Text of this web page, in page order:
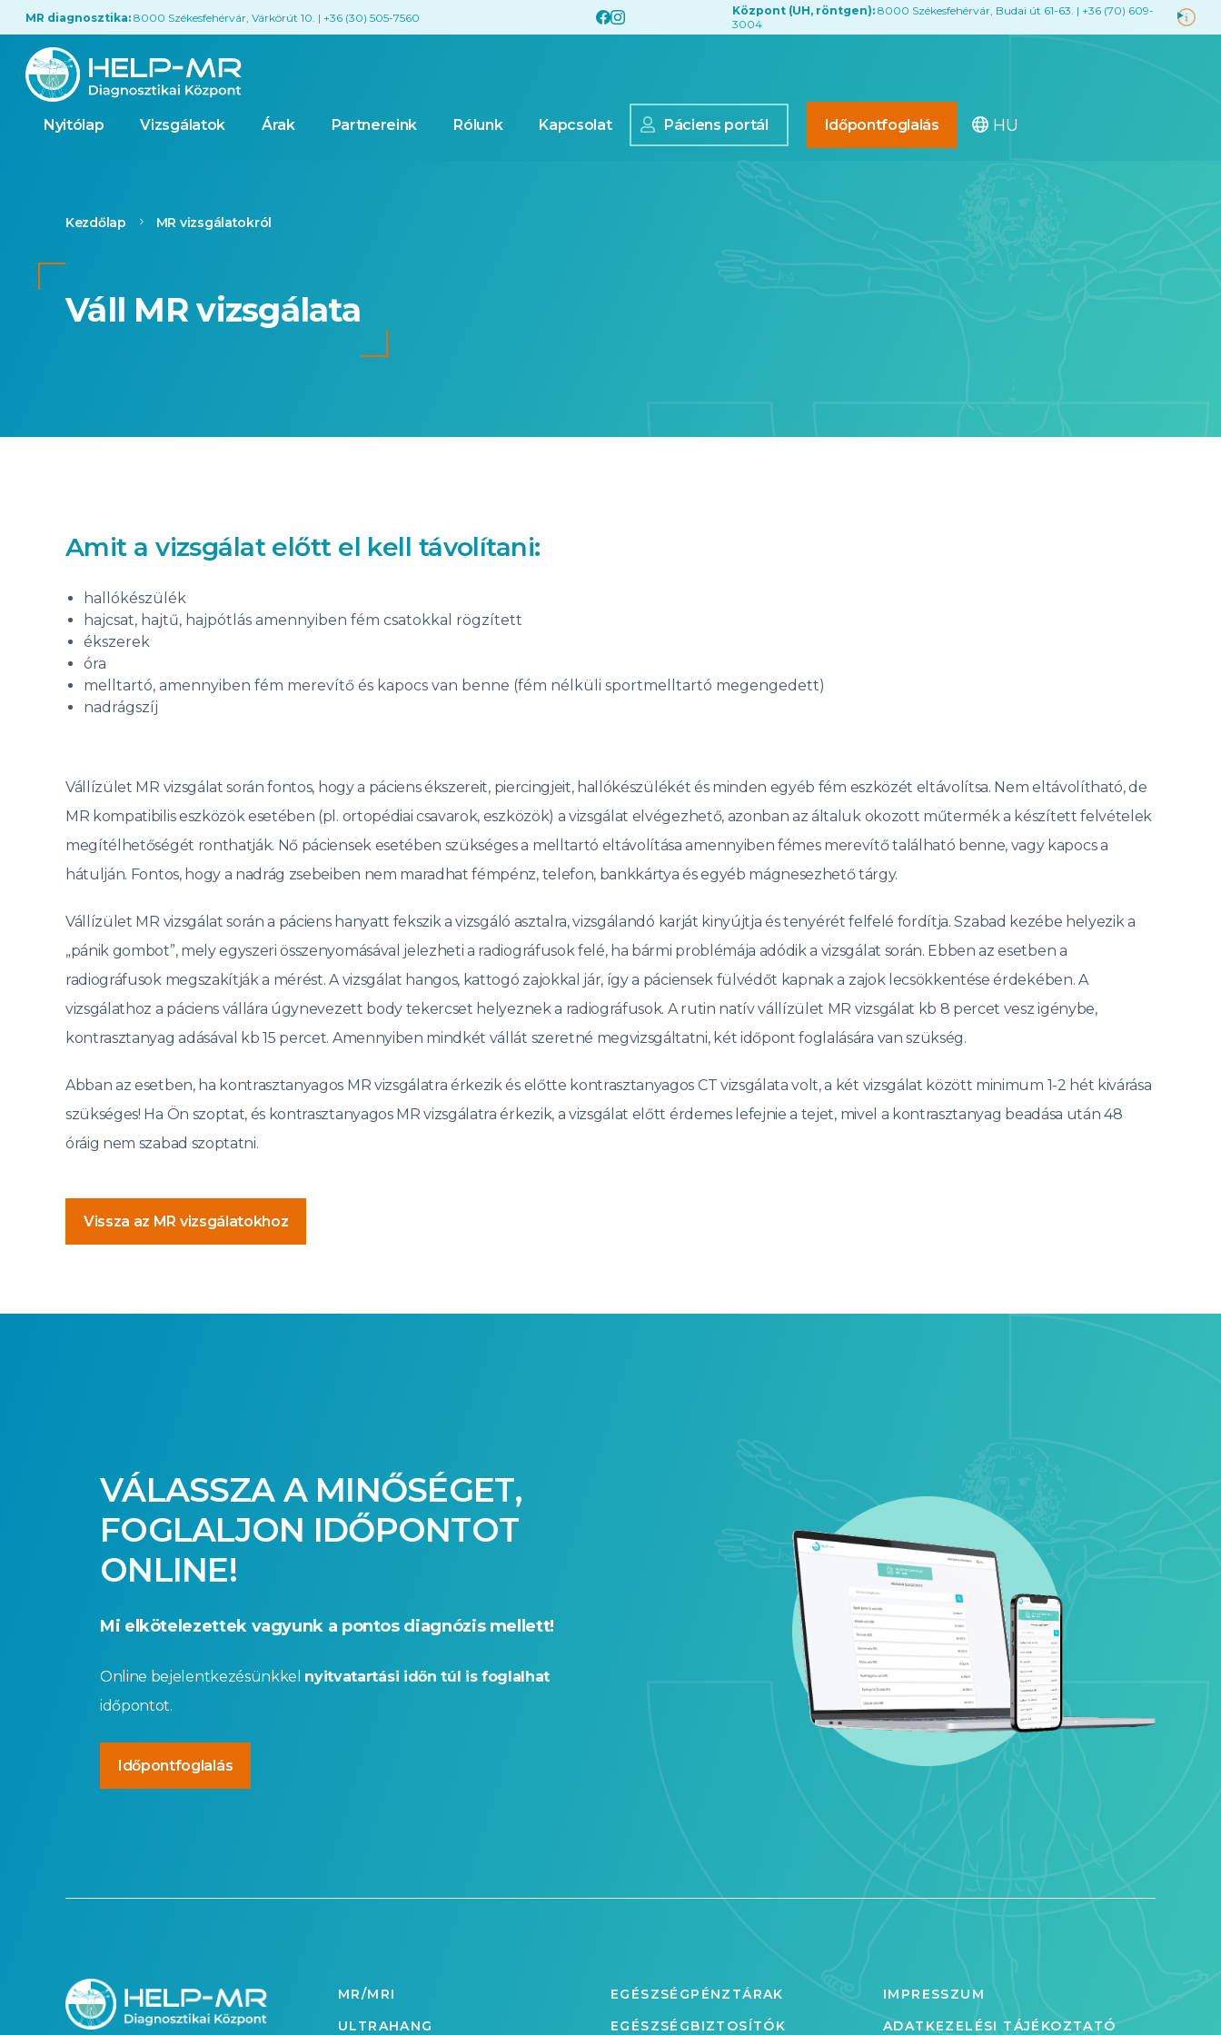
MR diagnosztika: 8000 Székesfehérvár, Várkörút 10. | +36 (30) 505-7560 Központ (UH, röntgen): 8000 Székesfehérvár, Budai út 61-63. | +36 (70) 609-
3004
Nyitólap Vizsgálatok Árak Partnereink Rólunk Kapcsolat Páciens portál Időpontfoglalás HU
Kezdőlap MR vizsgálatokról
Váll MR vizsgálata
Amit a vizsgálat előtt el kell távolítani:
hallókészülék
hajcsat, hajtű, hajpótlás amennyiben fém csatokkal rögzített
ékszerek
óra
melltartó, amennyiben fém merevítő és kapocs van benne (fém nélküli sportmelltartó megengedett)
nadrágszíj
Vállízület MR vizsgálat során fontos, hogy a páciens ékszereit, piercingjeit, hallókészülékét és minden egyéb fém eszközét eltávolítsa. Nem eltávolítható, de
MR kompatibilis eszközök esetében (pl. ortopédiai csavarok, eszközök) a vizsgálat elvégezhető, azonban az általuk okozott műtermék a készített felvételek
megítélhetőségét ronthatják. Nő páciensek esetében szükséges a melltartó eltávolítása amennyiben fémes merevítő található benne, vagy kapocs a
hátulján. Fontos, hogy a nadrág zsebeiben nem maradhat fémpénz, telefon, bankkártya és egyéb mágnesezhető tárgy.
Vállízület MR vizsgálat során a páciens hanyatt fekszik a vizsgáló asztalra, vizsgálandó karját kinyújtja és tenyérét felfelé fordítja. Szabad kezébe helyezik a
„pánik gombot”, mely egyszeri összenyomásával jelezheti a radiográfusok felé, ha bármi problémája adódik a vizsgálat során. Ebben az esetben a
radiográfusok megszakítják a mérést. A vizsgálat hangos, kattogó zajokkal jár, így a páciensek fülvédőt kapnak a zajok lecsökkentése érdekében. A
vizsgálathoz a páciens vállára úgynevezett body tekercset helyeznek a radiográfusok. A rutin natív vállízület MR vizsgálat kb 8 percet vesz igénybe,
kontrasztanyag adásával kb 15 percet. Amennyiben mindkét vállát szeretné megvizsgáltatni, két időpont foglalására van szükség.
Abban az esetben, ha kontrasztanyagos MR vizsgálatra érkezik és előtte kontrasztanyagos CT vizsgálata volt, a két vizsgálat között minimum 1-2 hét kivárása
szükséges! Ha Ön szoptat, és kontrasztanyagos MR vizsgálatra érkezik, a vizsgálat előtt érdemes lefejnie a tejet, mivel a kontrasztanyag beadása után 48
óráig nem szabad szoptatni.
Vissza az MR vizsgálatokhoz
VÁLASSZA A MINŐSÉGET,
FOGLALJON IDŐPONTOT
ONLINE!
Mi elkötelezettek vagyunk a pontos diagnózis mellett!
Online bejelentkezésünkkel nyitvatartási időn túl is foglalhat
időpontot.
Időpontfoglalás
MR/MRI
ULTRAHANG
EGÉSZSÉGPÉNZTÁRAK
EGÉSZSÉGBIZTOSÍTÓK
IMPRESSZUM
ADATKEZELÉSI TÁJÉKOZTATÓ